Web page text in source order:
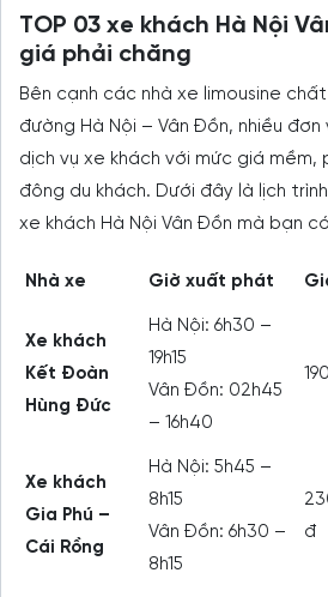
TOP 03 xe khách Hà Nội
giá phải chăng
Bên cạnh các nhà xe limousine
đường Hà Nội – Vân Đồn, nhiều
dịch vụ xe khách với mức giá mềm,
đông du khách. Dưới đây là lịch
xe khách Hà Nội Vân Đồn mà bạn
Nhà xe Giờ xuất phát
Xe khách
Kết Đoàn
Hùng Đức
Hà Nội: 6h30 –
19h15
Vân Đồn: 02h45
– 16h40
Xe khách
Gia Phú –
Cái Rồng
Hà Nội: 5h45 –
8h15
Vân Đồn: 6h30 –
8h15
đ